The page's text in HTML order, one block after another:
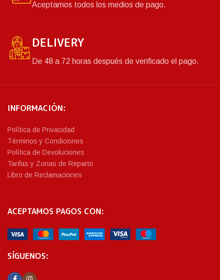
Aceptamos todos los medios de pago.
DELIVERY
De 48 a 72 horas después de verificado el pago.
INFORMACIÓN:
Política de Privacidad
Términos y Condiciones
Política de Devoluciones
Tarifas y Zonas de Reparto
Libro de Reclamaciones
ACEPTAMOS PAGOS CON:
SÍGUENOS: